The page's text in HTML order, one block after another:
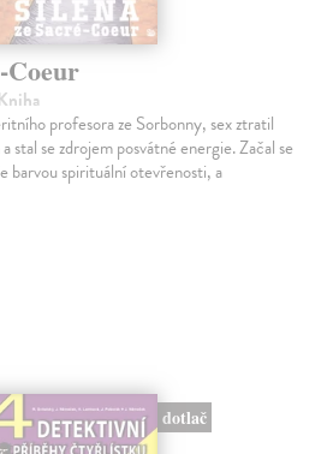
Coeur
profesora ze Sorbonny, sex ztratil
stal se zdrojem posvátné energie. Začal se
barvou spirituální otevřenosti, a
dotlač